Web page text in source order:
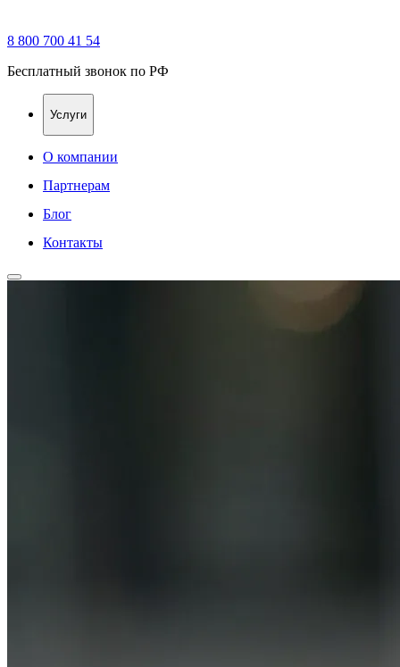
8 800 700 41 54
Бесплатный звонок по РФ
Услуги
О компании
Партнерам
Блог
Контакты